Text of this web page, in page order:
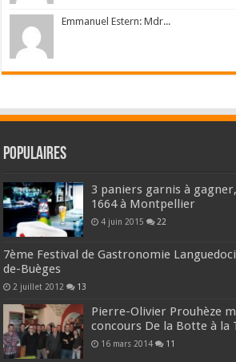
Emmanuel Estern: Mdr...
Populaires
3 paniers garnis à
1664 à Montpellier
4 juin 2015 22
7ème Festival de Gastronomie
de-Buèges
2 juillet 2012 13
Pierre-Olivier Prouhèze
concours De la Botte à la
16 mars 2014 11